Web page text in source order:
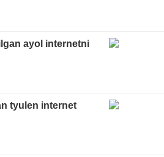
ayol internetni
tyulen internet